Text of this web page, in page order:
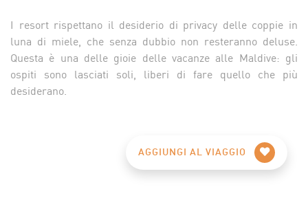
I resort rispettano il desiderio di privacy delle coppie in
luna di miele, che senza dubbio non resteranno deluse.
Questa è una delle gioie delle vacanze alle Maldive: gli
ospiti sono lasciati soli, liberi di fare quello che più
desiderano.
AGGIUNGI AL VIAGGIO